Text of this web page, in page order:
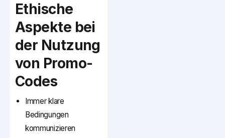
Ethische
Aspekte bei
der Nutzung
von Promo-
Codes
Immer klare
Bedingungen
kommunizieren